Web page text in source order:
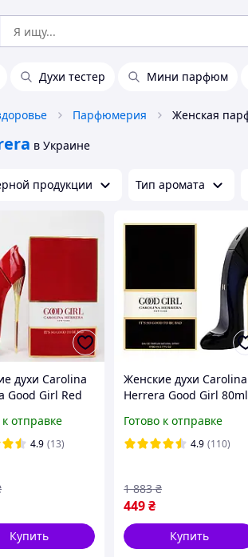
Духи тестер Мини парфюм
Парфюмерия
в Украине
продукции Тип аромата
духи Carolina
Good Girl Red
Эррера Гуд
Красная
к отправке
4.9 (13)
Купить
Женские духи Carolina
Herrera Good Girl 80ml
Эррера Гуд Герл)
Туфелька Духи черная
Готово к отправке
4.9 (110)
449₴
1 883 ₴
Купить